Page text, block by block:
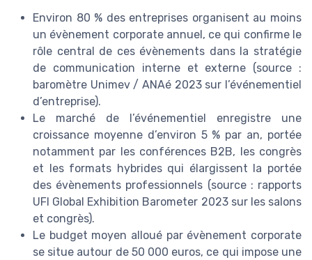
Environ 80 % des entreprises organisent au moins
un évènement corporate annuel, ce qui confirme le
rôle central de ces évènements dans la stratégie
de communication interne et externe (source :
baromètre Unimev / ANAé 2023 sur l’événementiel
d’entreprise).
Le marché de l’événementiel enregistre une
croissance moyenne d’environ 5 % par an, portée
notamment par les conférences B2B, les congrès
et les formats hybrides qui élargissent la portée
des évènements professionnels (source : rapports
UFI Global Exhibition Barometer 2023 sur les salons
et congrès).
Le budget moyen alloué par évènement corporate
se situe autour de 50 000 euros, ce qui impose une